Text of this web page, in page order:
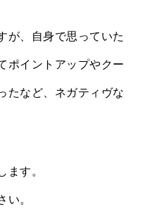
が、自身で思っていた
ポイントアップやクー
たなど、ネガティヴな
ます。
い。